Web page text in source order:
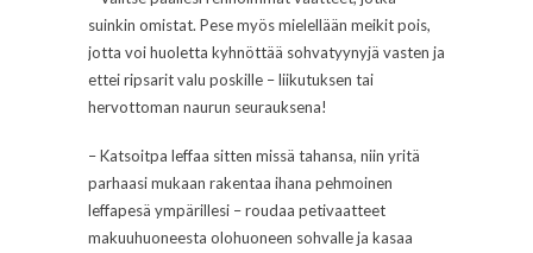
suinkin omistat. Pese myös mielellään meikit pois,
jotta voi huoletta kyhnöttää sohvatyynyjä vasten ja
ettei ripsarit valu poskille – liikutuksen tai
hervottoman naurun seurauksena!
– Katsoitpa leffaa sitten missä tahansa, niin yritä
parhaasi mukaan rakentaa ihana pehmoinen
leffapesä ympärillesi – roudaa petivaatteet
makuuhuoneesta olohuoneen sohvalle ja kasaa